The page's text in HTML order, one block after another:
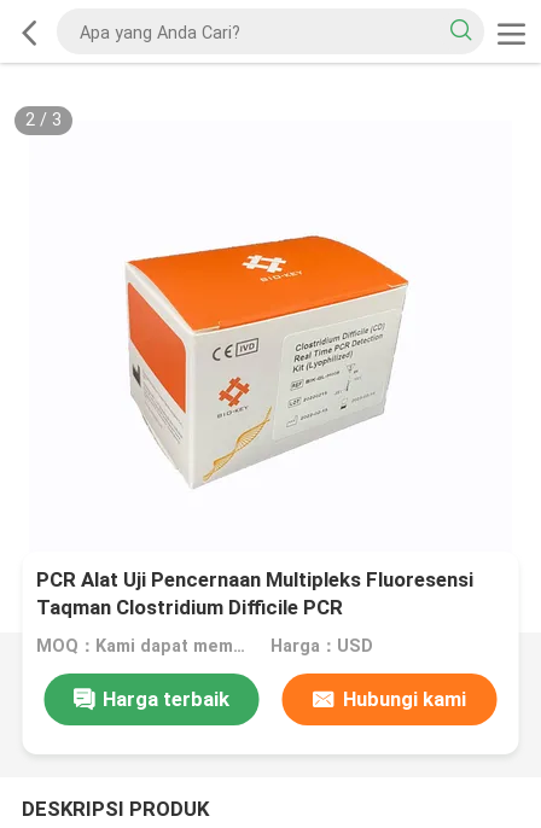
2/ 3
PCR Alat Uji Pencernaan Multipleks Fluoresensi
Taqman Clostridium Difficile PCR
MOQ：Kami dapat memproduksi kit cair dan lyophilized Harga：USD
Harga terbaik Hubungi kami
DESKRIPSI PRODUK